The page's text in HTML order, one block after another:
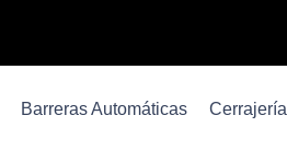
Barreras Automáticas Cerrajería